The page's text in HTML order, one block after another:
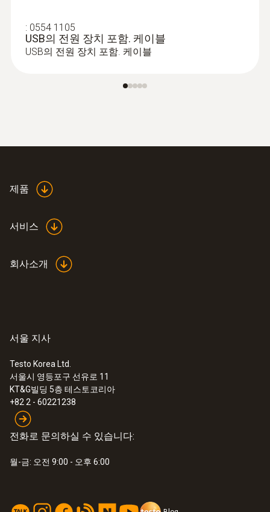
: 0554 1105
USB의 전원 장치 포함. 케이블
USB의 전원 장치 포함. 케이블
제품
서비스
회사소개
서울 지사
Testo Korea Ltd.
서울시 영등포구 선유로 11
KT&G빌딩 5층 테스토코리아
+82 2 - 60221238
전화로 문의하실 수 있습니다:
월-금: 오전 9:00 - 오후 6:00